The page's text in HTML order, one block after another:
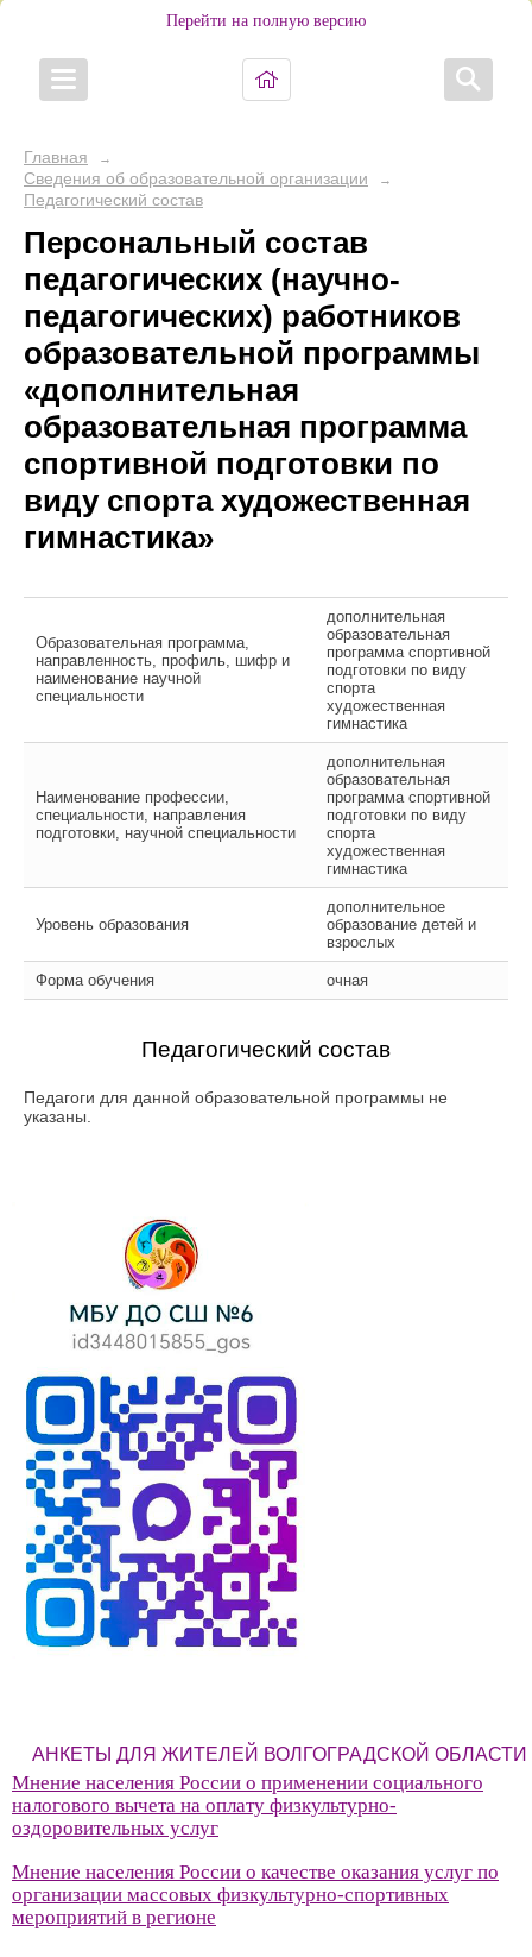
Перейти на полную версию
Главная →
Сведения об образовательной организации →
Педагогический состав
Персональный состав
педагогических (научно-
педагогических) работников
образовательной программы
«дополнительная
образовательная программа
спортивной подготовки по
виду спорта художественная
гимнастика»
Образовательная программа,
направленность, профиль, шифр и
наименование научной
специальности
дополнительная
образовательная
программа спортивной
подготовки по виду
спорта
художественная
гимнастика
Наименование профессии,
специальности, направления
подготовки, научной специальности
дополнительная
образовательная
программа спортивной
подготовки по виду
спорта
художественная
гимнастика
Уровень образования
дополнительное
образование детей и
взрослых
Форма обучения очная
Педагогический состав
Педагоги для данной образовательной программы не
указаны.
АНКЕТЫ ДЛЯ ЖИТЕЛЕЙ ВОЛГОГРАДСКОЙ ОБЛАСТИ
Мнение населения России о применении социального
налогового вычета на оплату физкультурно-
оздоровительных услуг
Мнение населения России о качестве оказания услуг по
организации массовых физкультурно-спортивных
мероприятий в регионе